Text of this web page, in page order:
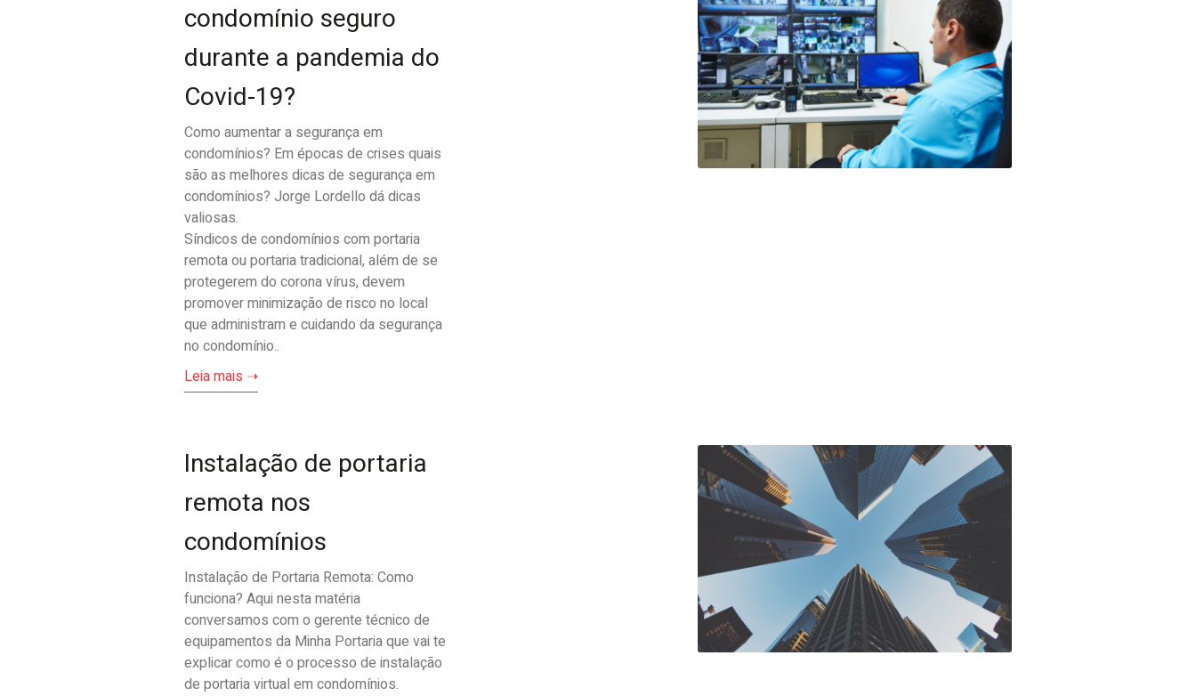
condomínio seguro
durante a pandemia do
Covid-19?
Como aumentar a segurança em
condomínios? Em épocas de crises quais
são as melhores dicas de segurança em
condomínios? Jorge Lordello dá dicas
valiosas.
Síndicos de condomínios com portaria
remota ou portaria tradicional, além de se
protegerem do corona vírus, devem
promover minimização de risco no local
que administram e cuidando da segurança
no condomínio..
Leia mais ➝
Instalação de portaria
remota nos
condomínios
Instalação de Portaria Remota: Como
funciona? Aqui nesta matéria
conversamos com o gerente técnico de
equipamentos da Minha Portaria que vai te
explicar como é o processo de instalação
de portaria virtual em condomínios.